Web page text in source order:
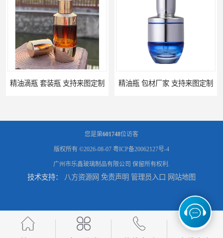
精油滴瓶 套装瓶 支持来图定制 精油瓶 包材厂家 支持来图定制
小金瓶精油包装瓶 定做瓶子 量大从优 精油瓶设计 西林瓶 量大从优
您是第601748位访客
版权所有 ©2026-08-07 粤ICP备20062127号-4
广州市乐鑫玻璃制品有限公司 保留所有权利.
技术支持： 八方资源网 免责声明 管理员入口 网站地图